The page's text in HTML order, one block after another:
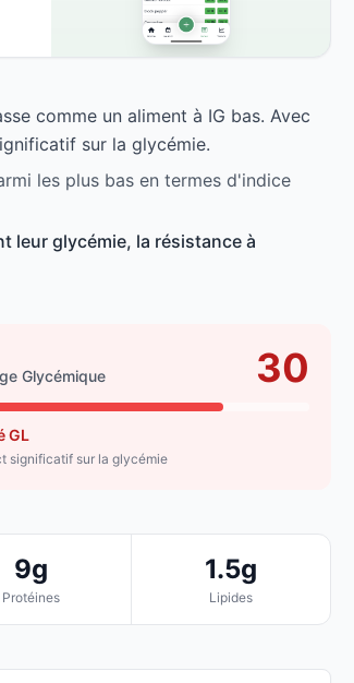
comme un aliment à IG bas. Avec
sur la glycémie.
les plus bas en termes d'indice
leur glycémie, la résistance à
Glycémique 30
GL
significatif sur la glycémie
9g
Protéines
1.5g
Lipides